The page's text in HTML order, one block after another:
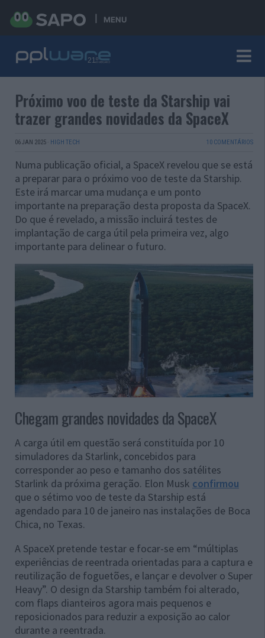
MENU
Próximo voo de teste da Starship vai
trazer grandes novidades da SpaceX
06 JAN 2025 · HIGH TECH 10 COMENTÁRIOS
Numa publicação oficial, a SpaceX revelou que se está
a preparar para o próximo voo de teste da Starship.
Este irá marcar uma mudança e um ponto
importante na preparação desta proposta da SpaceX.
Do que é revelado, a missão incluirá testes de
implantação de carga útil pela primeira vez, algo
importante para delinear o futuro.
Chegam grandes novidades da SpaceX
A carga útil em questão será constituída por 10
simuladores da Starlink, concebidos para
corresponder ao peso e tamanho dos satélites
Starlink da próxima geração. Elon Musk confirmou
que o sétimo voo de teste da Starship está
agendado para 10 de janeiro nas instalações de Boca
Chica, no Texas.
A SpaceX pretende testar e focar-se em “múltiplas
experiências de reentrada orientadas para a captura e
reutilização de foguetões, e lançar e devolver o Super
Heavy”. O design da Starship também foi alterado,
com flaps dianteiros agora mais pequenos e
reposicionados para reduzir a exposição ao calor
durante a reentrada.